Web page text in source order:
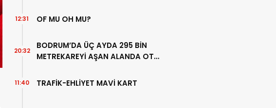
OF MU OH MU?
12:31
BODRUM’DA ÜÇ AYDA 295 BİN
METREKAREYİ AŞAN ALANDA OT
20:32
TRAFİK-EHLİYET MAVİ KART
11:40